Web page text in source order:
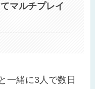
マルチプレイ
一緒に3人で数日